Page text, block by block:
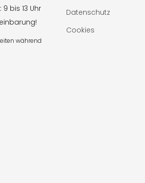
9 bis 13 Uhr
während
Datenschutz
Cookies